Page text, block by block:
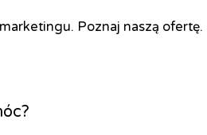
Poznaj naszą ofertę.